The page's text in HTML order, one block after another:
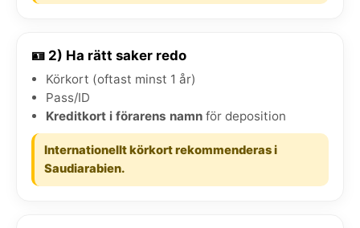
🪪 2) Ha rätt saker redo
Körkort (oftast minst 1 år)
Pass/ID
Kreditkort i förarens namn för deposition
Internationellt körkort rekommenderas i
Saudiarabien.